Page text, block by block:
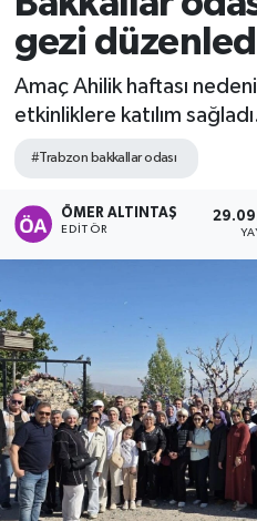
gezi
Amaç Ahilik haftası
etkinliklere katılım
#Trabzon bakkallar odası
ÖMER ALTINTAŞ
EDITÖR
Süper Lig Puan
Son Dakika Haberleri